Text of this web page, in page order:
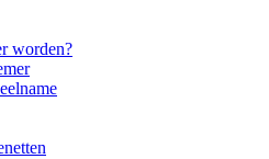
worden?